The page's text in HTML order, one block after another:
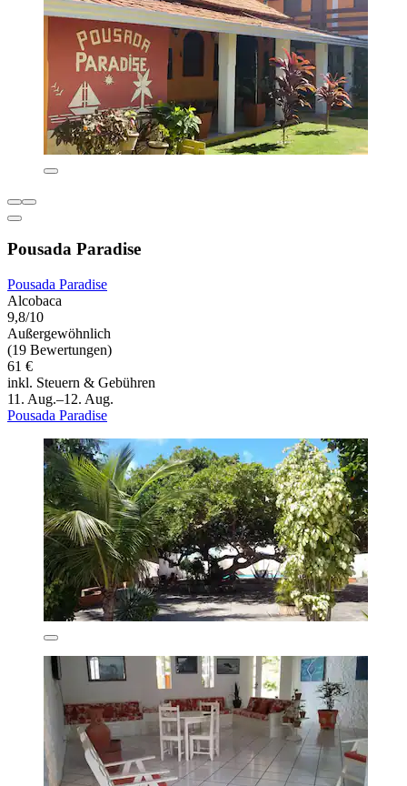
Pousada Paradise
Pousada Paradise
Alcobaca
9,8/10
Außergewöhnlich
(19 Bewertungen)
61 €
inkl. Steuern & Gebühren
11. Aug.–12. Aug.
Pousada Paradise